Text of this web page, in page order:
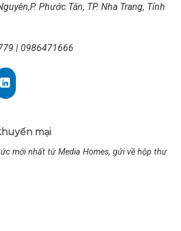
Phước Tân, TP. Nha Trang, Tỉnh
| 0986471666
mại
mới nhất từ Media Homes, gửi về hộp thư